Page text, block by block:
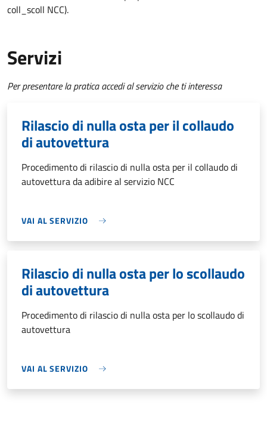
coll_scoll NCC).
Servizi
Per presentare la pratica accedi al servizio che ti interessa
Rilascio di nulla osta per il collaudo
di autovettura
Procedimento di rilascio di nulla osta per il collaudo di
autovettura da adibire al servizio NCC
VAI AL SERVIZIO
Rilascio di nulla osta per lo scollaudo
di autovettura
Procedimento di rilascio di nulla osta per lo scollaudo di
autovettura
VAI AL SERVIZIO